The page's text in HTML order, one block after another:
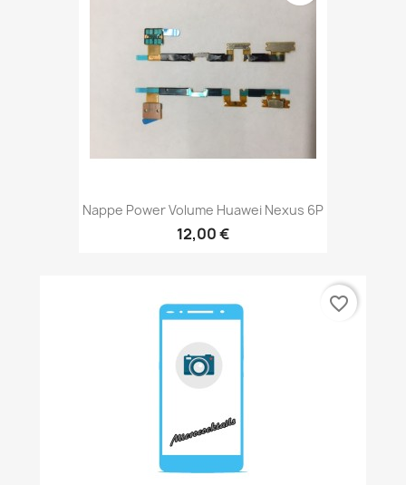
Nappe Power Volume Huawei Nexus 6P
12,00 €
favorite_border